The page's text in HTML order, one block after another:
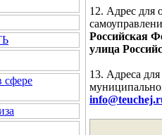
сфере
12. Адрес для
Российская
улица
13. Адреса